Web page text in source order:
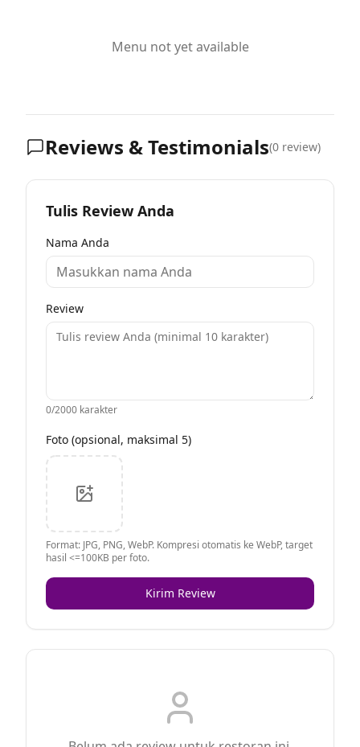
Menu not yet available
Reviews & Testimonials(0 review)
Tulis Review Anda
Nama Anda
Review
0/2000 karakter
Foto (opsional, maksimal 5)
Format: JPG, PNG, WebP. Kompresi otomatis ke WebP, target
hasil <=100KB per foto.
Kirim Review